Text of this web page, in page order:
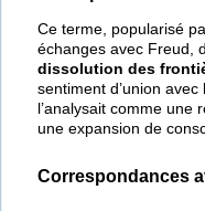
Ce terme, popularisé
échanges avec Freud,
dissolution des
sentiment d’union avec
l’analysait comme une
une expansion de
Correspondances